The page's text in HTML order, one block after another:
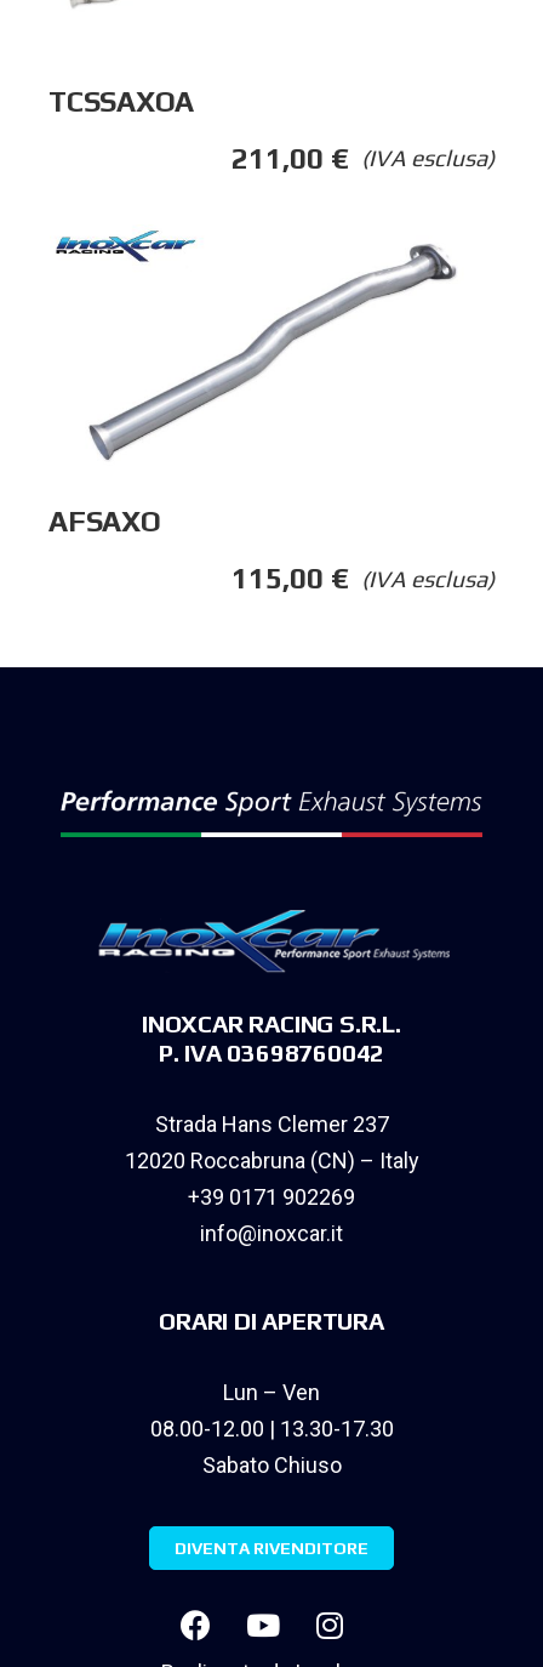
TCSSAXOA
(IVA esclusa)
211,00 €
AFSAXO
(IVA esclusa)
115,00 €
INOXCAR RACING S.R.L.
P. IVA 03698760042
Strada Hans Clemer 237
12020 Roccabruna (CN) – Italy
+39 0171 902269
info@inoxcar.it
ORARI DI APERTURA
Lun – Ven
08.00-12.00 | 13.30-17.30
Sabato Chiuso
DIVENTA RIVENDITORE